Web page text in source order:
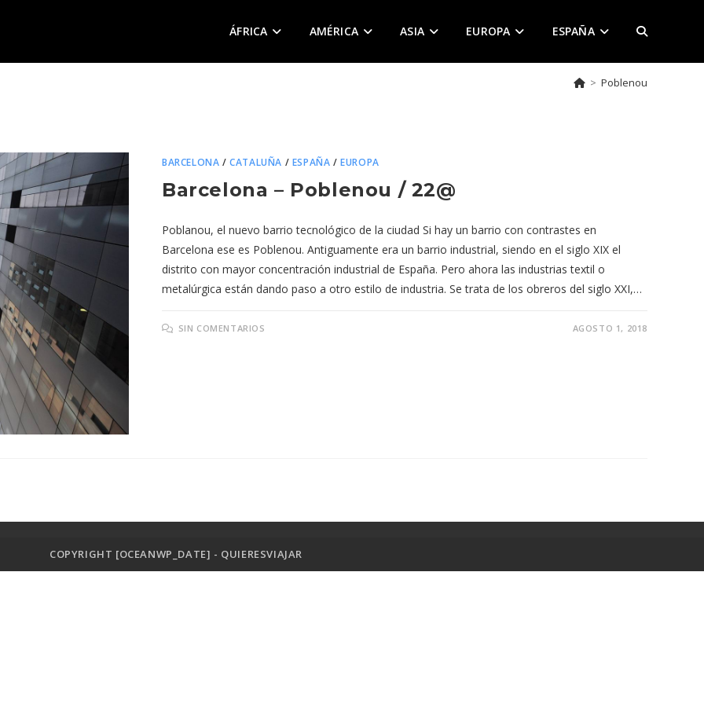
ÁFRICA AMÉRICA ASIA EUROPA ESPAÑA ALTERNAR
> Poblenou
BARCELONA /CATALUÑA / ESPAÑA /EUROPA
Barcelona – Poblenou / 22@
Poblanou, el nuevo barrio tecnológico de la ciudad Si hay un barrio con contrastes en
Barcelona ese es Poblenou. Antiguamente era un barrio industrial, siendo en el siglo XIX el
distrito con mayor concentración industrial de España. Pero ahora las industrias textil o
metalúrgica están dando paso a otro estilo de industria. Se trata de los obreros del siglo XXI,…
SIN COMENTARIOS AGOSTO 1, 2018
COPYRIGHT [OCEANWP_DATE] - QUIERESVIAJAR